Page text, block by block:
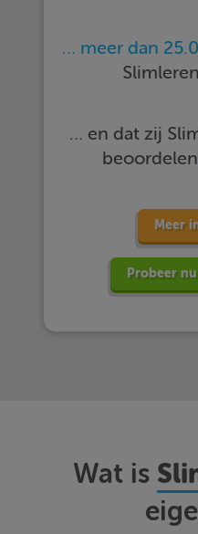
… meer dan
… en dat zij
beoordelen
Meer
Probeer
Wat is